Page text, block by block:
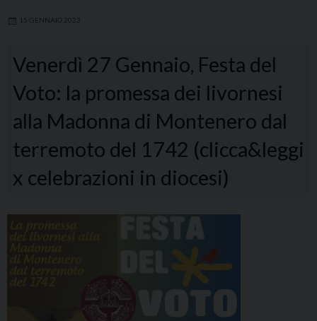
15 GENNAIO 2023
Venerdì 27 Gennaio, Festa del
Voto: la promessa dei livornesi
alla Madonna di Montenero dal
terremoto del 1742 (clicca&leggi
x celebrazioni in diocesi)